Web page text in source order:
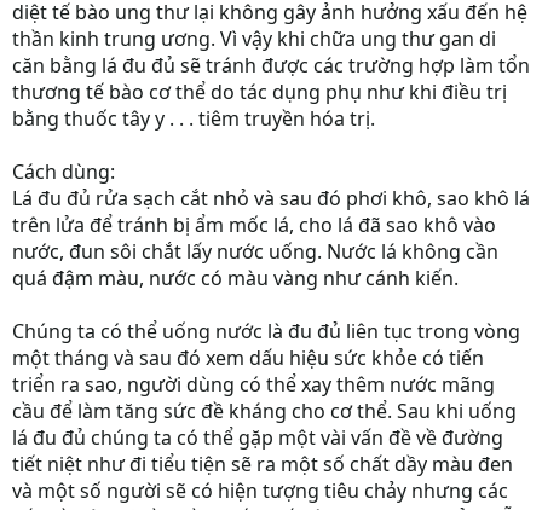
diệt tế bào ung thư lại không gây ảnh hưởng xấu đến hệ
thần kinh trung ương. Vì vậy khi chữa ung thư gan di
căn bằng lá đu đủ sẽ tránh được các trường hợp làm tổn
thương tế bào cơ thể do tác dụng phụ như khi điều trị
bằng thuốc tây y . . . tiêm truyền hóa trị.
Cách dùng:
Lá đu đủ rửa sạch cắt nhỏ và sau đó phơi khô, sao khô lá
trên lửa để tránh bị ẩm mốc lá, cho lá đã sao khô vào
nước, đun sôi chắt lấy nước uống. Nước lá không cần
quá đậm màu, nước có màu vàng như cánh kiến.
Chúng ta có thể uống nước là đu đủ liên tục trong vòng
một tháng và sau đó xem dấu hiệu sức khỏe có tiến
triển ra sao, người dùng có thể xay thêm nước mãng
cầu để làm tăng sức đề kháng cho cơ thể. Sau khi uống
lá đu đủ chúng ta có thể gặp một vài vấn đề về đường
tiết niệt như đi tiểu tiện sẽ ra một số chất dầy màu đen
và một số người sẽ có hiện tượng tiêu chảy nhưng các